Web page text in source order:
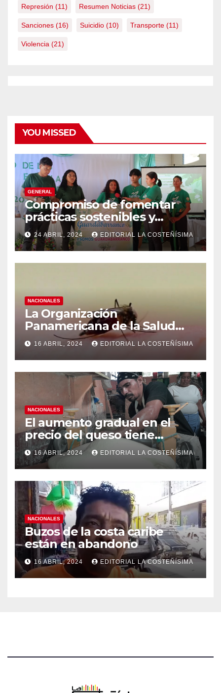
Represión (11) Resumen Noticias (21)
Sanciones (16) Suicidio (10) Transporte (11)
Violencia (21)
YOU MISSED
GENERAL
Compromiso de fomentar
prácticas sostenibles y
conciencia ecológica en las
instituciones educativas
24 ABRIL, 2024 EDITORIAL LA COSTEÑÍSIMA
NACIONALES
La Organización
Panamericana de la Salud
(OPS), recomienda reforzar
medidas ante el aumento de
casos de dengue
16 ABRIL, 2024 EDITORIAL LA COSTEÑÍSIMA
NACIONALES
El aumento gradual en el
precio del queso tiene
efectos a las Panaderias
16 ABRIL, 2024 EDITORIAL LA COSTEÑÍSIMA
NACIONALES
Buzos de la costa caribe
están en abandono
16 ABRIL, 2024 EDITORIAL LA COSTEÑÍSIMA